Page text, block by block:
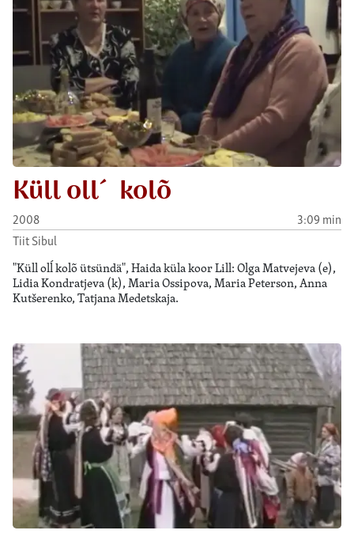
Küll oll´ kolõ
2008
3:09 min
Tiit Sibul
"Küll olĺ kolõ ütsündä", Haida küla koor Lill: Olga Matvejeva (e),
Lidia Kondratjeva (k), Maria Ossipova, Maria Peterson, Anna
Kutšerenko, Tatjana Medetskaja.